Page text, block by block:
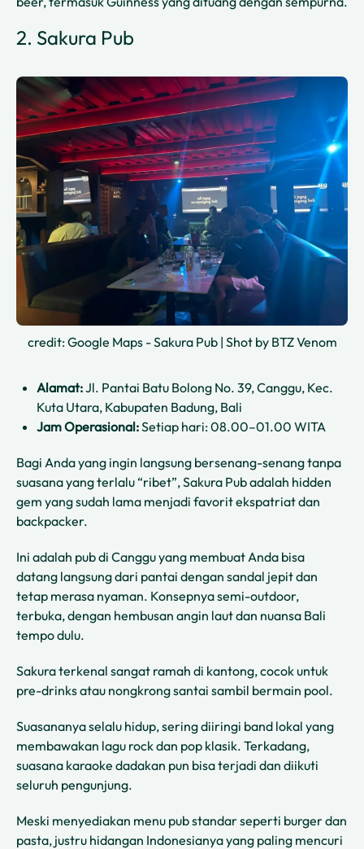
2. Sakura Pub
credit: Google Maps - Sakura Pub | Shot by BTZ Venom
Alamat:Jl. Pantai Batu Bolong No. 39, Canggu, Kec.
Kuta Utara, Kabupaten Badung, Bali
Jam Operasional:Setiap hari: 08.00–01.00 WITA
Bagi Anda yang ingin langsung bersenang-senang tanpa
suasana yang terlalu “ribet”, Sakura Pub adalah hidden
gem yang sudah lama menjadi favorit ekspatriat dan
backpacker.
Ini adalah pub di Canggu yang membuat Anda bisa
datang langsung dari pantai dengan sandal jepit dan
tetap merasa nyaman. Konsepnya semi-outdoor,
terbuka, dengan hembusan angin laut dan nuansa Bali
tempo dulu.
Sakura terkenal sangat ramah di kantong, cocok untuk
pre-drinks atau nongkrong santai sambil bermain pool.
Suasananya selalu hidup, sering diiringi band lokal yang
membawakan lagu rock dan pop klasik. Terkadang,
suasana karaoke dadakan pun bisa terjadi dan diikuti
seluruh pengunjung.
Meski menyediakan menu pub standar seperti burger dan
pasta, justru hidangan Indonesianya yang paling mencuri